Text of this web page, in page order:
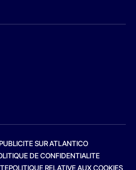
SUR ATLANTICO
DE CONFIDENTIALITE
POLITIQUE RELATIVE AUX COOKIES